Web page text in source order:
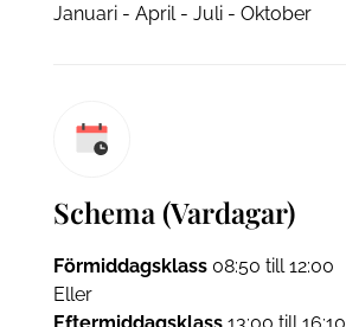
Januari - April - Juli - Oktober
Schema (Vardagar)
Förmiddagsklass08:50 till 12:00
Eller
Eftermiddagsklass13:00 till 16:10